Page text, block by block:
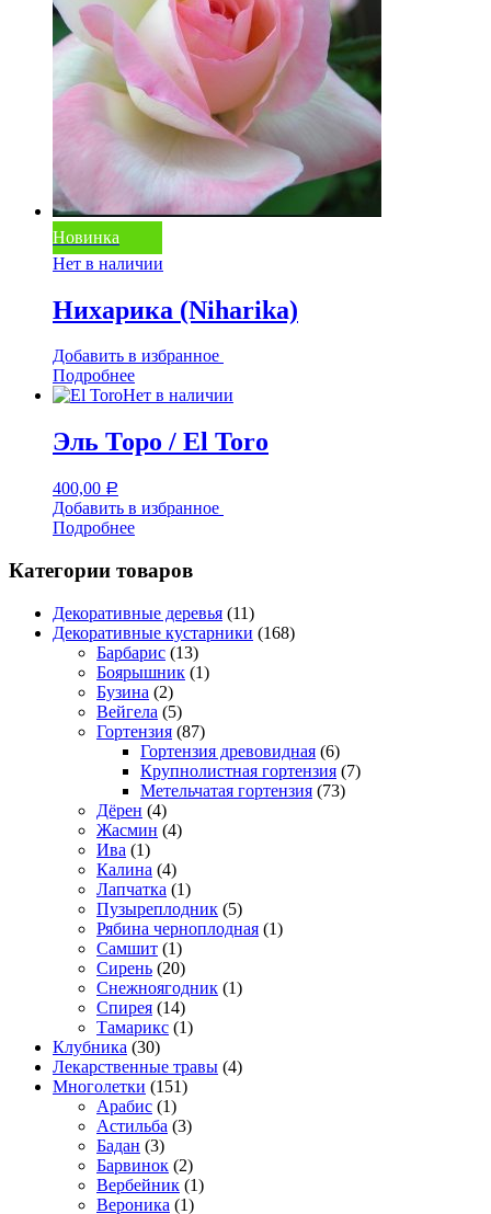
Новинка
Нет в наличии
Нихарика (Niharika)
Добавить в избранное
Подробнее
Нет в наличии
Эль Торо / El Toro
400,00 Р
Добавить в избранное
Подробнее
Категории товаров
Декоративные деревья (11)
Декоративные кустарники (168)
Барбарис (13)
Боярышник (1)
Бузина (2)
Вейгела (5)
Гортензия (87)
Гортензия древовидная (6)
Крупнолистная гортензия (7)
Метельчатая гортензия (73)
Дёрен (4)
Жасмин (4)
Ива (1)
Калина (4)
Лапчатка (1)
Пузыреплодник (5)
Рябина черноплодная (1)
Самшит (1)
Сирень (20)
Снежноягодник (1)
Спирея (14)
Тамарикс (1)
Клубника (30)
Лекарственные травы (4)
Многолетки (151)
Арабис (1)
Астильба (3)
Бадан (3)
Барвинок (2)
Вербейник (1)
Вероника (1)